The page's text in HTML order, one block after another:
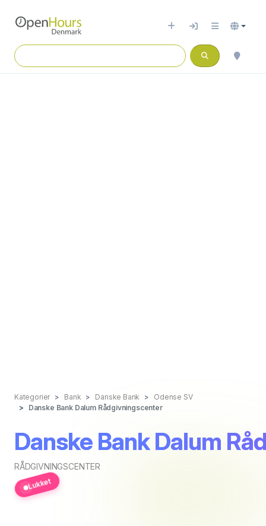
Kategorier Bank Danske Bank
Odense SV
Danske Bank Dalum Rådgivningscenter
Danske Bank Dalum
RÅDGIVNINGSCENTER
Lukket